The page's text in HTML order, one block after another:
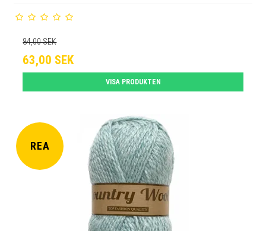
84,00 SEK
63,00 SEK
VISA PRODUKTEN
REA